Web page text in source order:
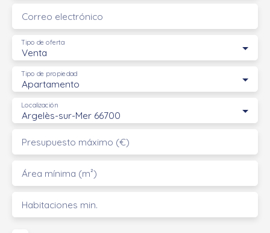
Correo electrónico
Venta
Tipo de oferta
Apartamento
Tipo de propiedad
Argelès-sur-Mer 66700
Localización
Presupuesto máximo (€)
Área mínima (m²)
Habitaciones min.